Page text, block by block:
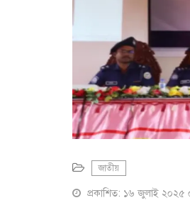
জাতীয়
প্রকাশিত: ১৬ জুলাই